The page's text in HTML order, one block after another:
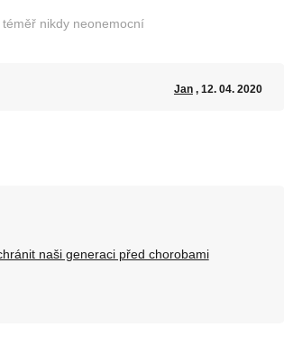
nikdy neonemocní
Jan, 12. 04. 2020
naši generaci před chorobami